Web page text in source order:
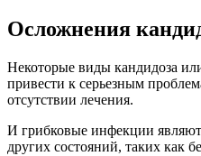
Осложнения
Некоторые виды кандидоза
привести к серьезным
отсутствии лечения.
И грибковые инфекции
других состояний, таких как